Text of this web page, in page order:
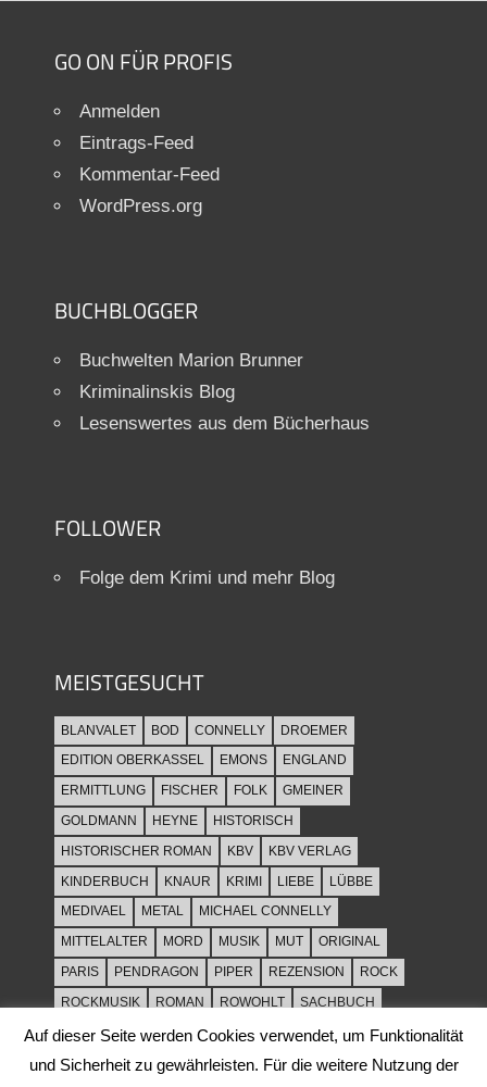
GO ON FÜR PROFIS
Anmelden
Eintrags-Feed
Kommentar-Feed
WordPress.org
BUCHBLOGGER
Buchwelten Marion Brunner
Kriminalinskis Blog
Lesenswertes aus dem Bücherhaus
FOLLOWER
Folge dem Krimi und mehr Blog
MEISTGESUCHT
BLANVALET BOD CONNELLY
DROEMER
EDITION OBERKASSEL
EMONS
ENGLAND
ERMITTLUNG
FISCHER FOLK
GMEINER
GOLDMANN
HEYNE
HISTORISCH
HISTORISCHER ROMAN
KBV
KBV VERLAG
KINDERBUCH
KNAUR KRIMI LIEBE
LÜBBE
MEDIVAEL
METAL
MICHAEL CONNELLY
MITTELALTER
MORD MUSIK MUT
ORIGINAL
PARIS
PENDRAGON PIPER REZENSION
ROCK
ROCKMUSIK
ROMAN ROWOHLT
SACHBUCH
SPANNUNG
SYLT THRILLER TOD
ULLSTEIN
WEIHNACHT
Auf dieser Seite werden Cookies verwendet, um Funktionalität
und Sicherheit zu gewährleisten. Für die weitere Nutzung der